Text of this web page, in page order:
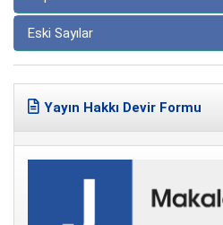
Eski Sayılar
Yayın Hakkı Devir Formu